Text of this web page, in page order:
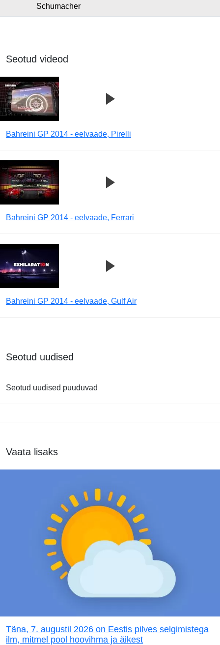
Schumacher
Seotud videod
Bahreini GP 2014 - eelvaade, Pirelli
Bahreini GP 2014 - eelvaade, Ferrari
Bahreini GP 2014 - eelvaade, Gulf Air
Seotud uudised
Seotud uudised puuduvad
Vaata lisaks
Täna, 7. augustil 2026 on Eestis pilves selgimistega
ilm, mitmel pool hoovihma ja äikest